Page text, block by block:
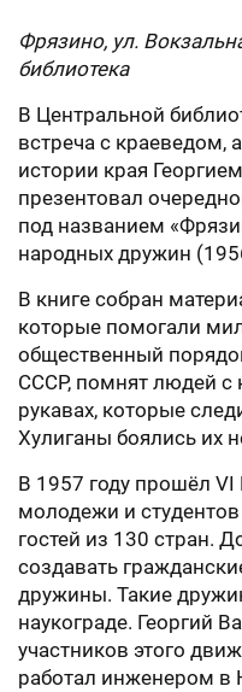
Фрязино, ул.
библиотека
В Центральной
встреча с краеведом,
истории края
презентовал
под названием
народных дружин
В книге собран
которые помогали
общественный
СССР, помнят людей
рукавах, которые
Хулиганы боялись их
В 1957 году прошёл
молодежи и
гостей из 130 стран.
создавать
дружины. Такие
наукограде. Георгий
участников этого
работал инженером